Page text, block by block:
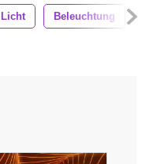
Licht Beleuchtung